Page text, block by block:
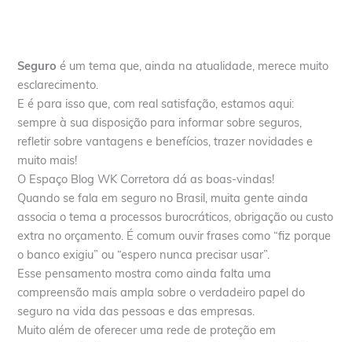
Seguroé um tema que, ainda na atualidade, merece muito
esclarecimento.
E é para isso que, com real satisfação, estamos aqui:
sempre à sua disposição para informar sobre seguros,
refletir sobre vantagens e benefícios, trazer novidades e
muito mais!
O Espaço Blog WK Corretora dá as boas-vindas!
Quando se fala em seguro no Brasil, muita gente ainda
associa o tema a processos burocráticos, obrigação ou custo
extra no orçamento. É comum ouvir frases como “fiz porque
o banco exigiu” ou “espero nunca precisar usar”.
Esse pensamento mostra como ainda falta uma
compreensão mais ampla sobre o verdadeiro papel do
seguro na vida das pessoas e das empresas.
Muito além de oferecer uma rede de proteção em